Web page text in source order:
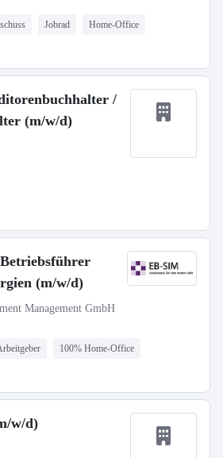
Jobrad Home-Office
/
(m/w/d)
(m/w/d)
Management GmbH
100% Home-Office
w/d)